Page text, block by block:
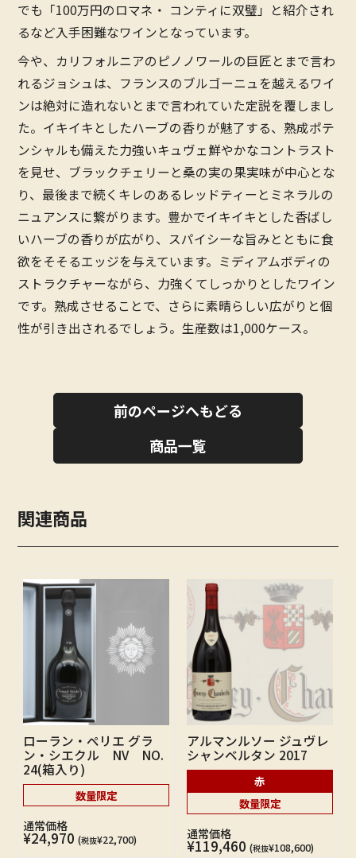
でも「100万円のロマネ・ コンティに双璧」と紹介され
るなど入手困難なワインとなっています。
今や、カリフォルニアのピノノワールの巨匠とまで言わ
れるジョシュは、フランスのブルゴーニュを越えるワイ
ンは絶対に造れないとまで言われていた定説を覆しまし
た。イキイキとしたハーブの香りが魅了する、熟成ポテ
ンシャルも備えた力強いキュヴェ鮮やかなコントラスト
を見せ、ブラックチェリーと桑の実の果実味が中心とな
り、最後まで続くキレのあるレッドティーとミネラルの
ニュアンスに繋がります。豊かでイキイキとした香ばし
いハーブの香りが広がり、スパイシーな旨みとともに食
欲をそそるエッジを与えています。ミディアムボディの
ストラクチャーながら、力強くてしっかりとしたワイン
です。熟成させることで、さらに素晴らしい広がりと個
性が引き出されるでしょう。生産数は1,000ケース。
前のページへもどる
商品一覧
関連商品
ローラン・ペリエ グラ
ン・シエクル NV NO.
24(箱入り)
数量限定
通常価格
¥24,970 (税抜¥22,700)
アルマンルソー ジュヴレ
シャンベルタン 2017
赤
数量限定
通常価格
¥119,460 (税抜¥108,600)